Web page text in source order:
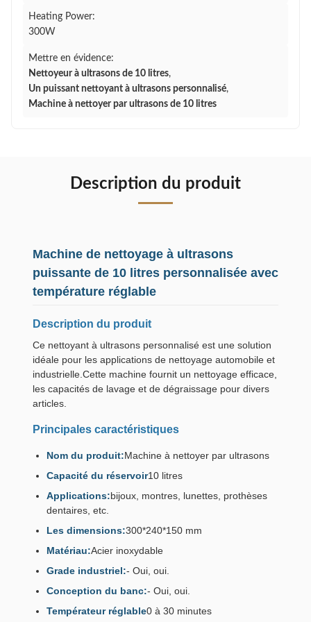
Heating Power:
300W
Mettre en évidence:
Nettoyeur à ultrasons de 10 litres,
Un puissant nettoyant à ultrasons personnalisé,
Machine à nettoyer par ultrasons de 10 litres
Description du produit
Machine de nettoyage à ultrasons
puissante de 10 litres personnalisée avec
température réglable
Description du produit
Ce nettoyant à ultrasons personnalisé est une solution
idéale pour les applications de nettoyage automobile et
industrielle.Cette machine fournit un nettoyage efficace,
les capacités de lavage et de dégraissage pour divers
articles.
Principales caractéristiques
Nom du produit:Machine à nettoyer par ultrasons
Capacité du réservoir10 litres
Applications:bijoux, montres, lunettes, prothèses
dentaires, etc.
Les dimensions:300*240*150 mm
Matériau:Acier inoxydable
Grade industriel:- Oui, oui.
Conception du banc:- Oui, oui.
Températeur réglable0 à 30 minutes